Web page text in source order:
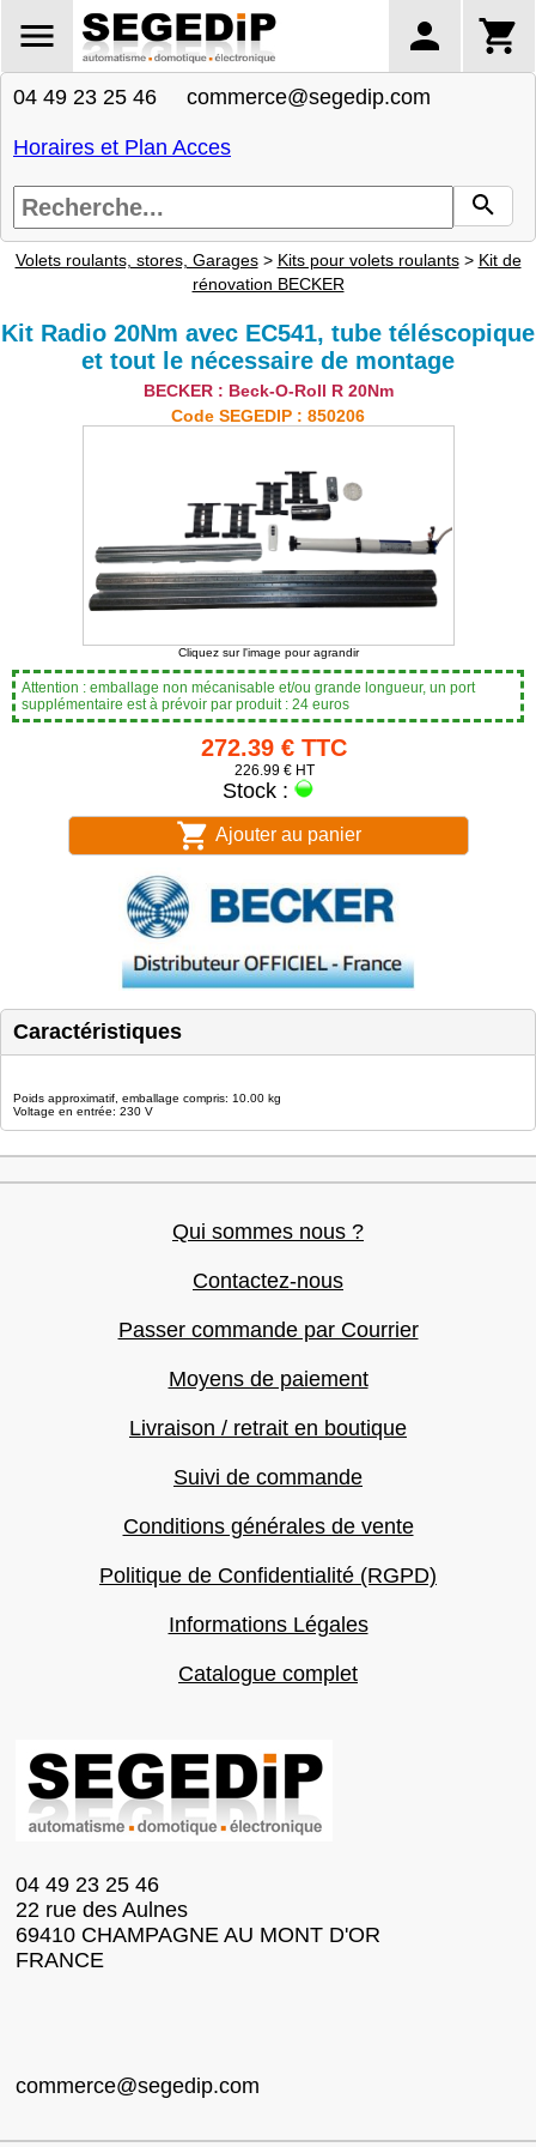
04 49 23 25 46 commerce@segedip.com
Horaires et Plan Acces
Volets roulants, stores, Garages> Kits pour volets roulants> Kit de
rénovation BECKER
Kit Radio 20Nm avec EC541, tube téléscopique
et tout le nécessaire de montage
BECKER : Beck-O-Roll R 20Nm
Code SEGEDIP : 850206
Cliquez sur l'image pour agrandir
Attention : emballage non mécanisable et/ou grande longueur, un port
supplémentaire est à prévoir par produit : 24 euros
272.39 € TTC
226.99 € HT
Stock :
Ajouter au panier
Caractéristiques
Poids approximatif, emballage compris: 10.00 kg
Voltage en entrée: 230 V
Qui sommes nous ?
Contactez-nous
Passer commande par Courrier
Moyens de paiement
Livraison / retrait en boutique
Suivi de commande
Conditions générales de vente
Politique de Confidentialité (RGPD)
Informations Légales
Catalogue complet
04 49 23 25 46
22 rue des Aulnes
69410 CHAMPAGNE AU MONT D'OR
FRANCE
commerce@segedip.com